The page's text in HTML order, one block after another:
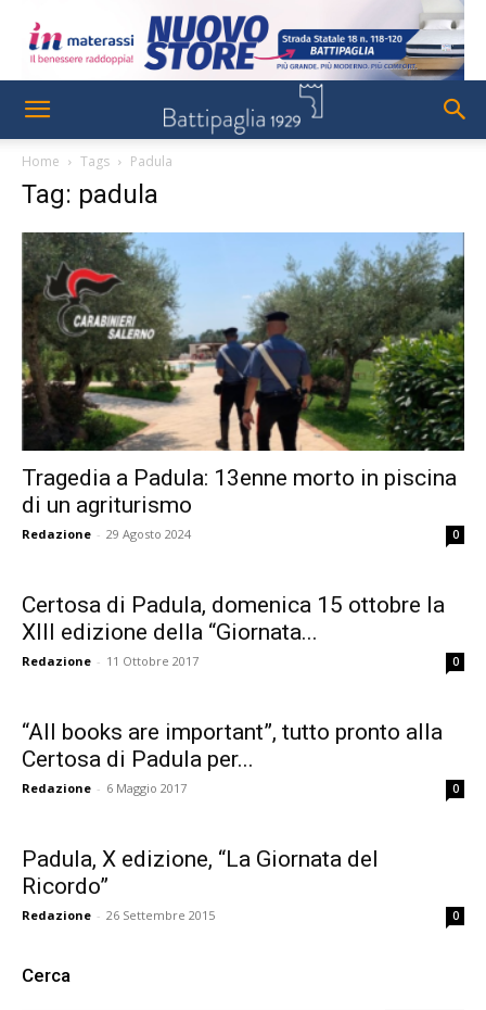
Home Tags Padula
Tag: padula
Tragedia a Padula: 13enne morto in piscina
di un agriturismo
Redazione - 29 Agosto 2024 0
Certosa di Padula, domenica 15 ottobre la
XIII edizione della “Giornata...
Redazione - 11 Ottobre 2017 0
“All books are important”, tutto pronto alla
Certosa di Padula per...
Redazione - 6 Maggio 2017 0
Padula, X edizione, “La Giornata del
Ricordo”
Redazione - 26 Settembre 2015 0
Cerca